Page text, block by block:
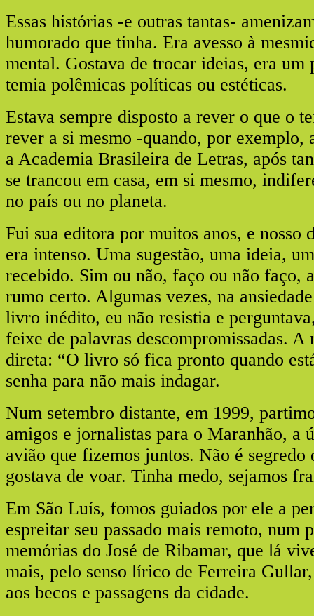
Essas histórias -e outras tantas-
humorado que tinha. Era avesso à
mental. Gostava de trocar ideias, era um
temia polêmicas políticas ou estéticas.
Estava sempre disposto a rever o que o
rever a si mesmo -quando, por exemplo,
a Academia Brasileira de Letras, após
se trancou em casa, em si mesmo,
no país ou no planeta.
Fui sua editora por muitos anos, e nosso
era intenso. Uma sugestão, uma ideia,
recebido. Sim ou não, faço ou não faço,
rumo certo. Algumas vezes, na
livro inédito, eu não resistia e
feixe de palavras descompromissadas. A
direta: “O livro só fica pronto quando
senha para não mais indagar.
Num setembro distante, em 1999,
amigos e jornalistas para o Maranhão, a
avião que fizemos juntos. Não é segredo
gostava de voar. Tinha medo, sejamos
Em São Luís, fomos guiados por ele a
espreitar seu passado mais remoto, num
memórias do José de Ribamar, que lá
mais, pelo senso lírico de Ferreira
aos becos e passagens da cidade.